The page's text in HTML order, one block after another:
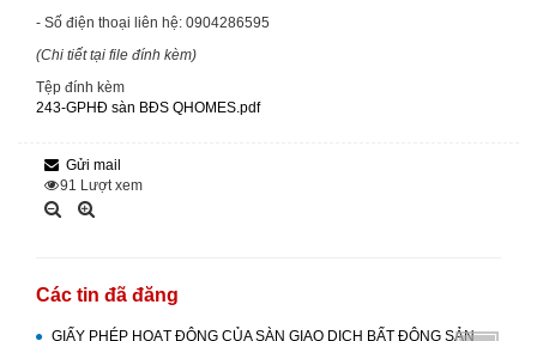
- Số điện thoại liên hệ: 0904286595
(Chi tiết tại file đính kèm)
Tệp đính kèm
243-GPHĐ sàn BĐS QHOMES.pdf
Gửi mail
91 Lượt xem
Các tin đã đăng
GIẤY PHÉP HOẠT ĐỘNG CỦA SÀN GIAO DỊCH BẤT ĐỘNG SẢN